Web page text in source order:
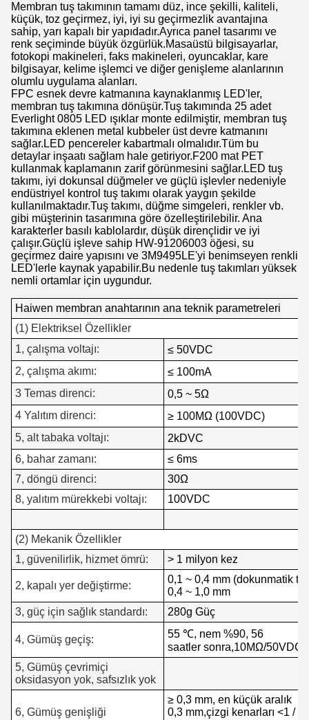
Membran tuş takımının tamamı düz, ince şekilli, kaliteli,
küçük, toz geçirmez, iyi, iyi su geçirmezlik avantajına
sahip, yarı kapalı bir yapıdadır.Ayrıca panel tasarımı ve
renk seçiminde büyük özgürlük.Masaüstü bilgisayarlar,
fotokopi makineleri, faks makineleri, oyuncaklar, kare
bilgisayar, kelime işlemci ve diğer genişleme alanlarının
olumlu uygulama alanları.
FPC esnek devre katmanına kaynaklanmış LED'ler,
membran tuş takımına dönüşür.Tuş takımında 25 adet
Everlight 0805 LED ışıklar monte edilmiştir, membran tuş
takımına eklenen metal kubbeler üst devre katmanını
sağlar.LED pencereler kabartmalı olmalıdır.Tüm bu
detaylar inşaatı sağlam hale getiriyor.F200 mat PET
kullanmak kaplamanın zarif görünmesini sağlar.LED tuş
takımı, iyi dokunsal düğmeler ve güçlü işlevler nedeniyle
endüstriyel kontrol tuş takımı olarak yaygın şekilde
kullanılmaktadır.Tuş takımı, düğme simgeleri, renkler vb.
gibi müşterinin tasarımına göre özelleştirilebilir. Ana
karakterler basılı kablolardır, düşük dirençlidir ve iyi
çalışır.Güçlü işleve sahip HW-91206003 öğesi, su
geçirmez daire yapısını ve 3M9495LE'yi benimseyen renkli
LED'lerle kaynak yapabilir.Bu nedenle tuş takımları yüksek
nemli ortamlar için uygundur.
Haiwen membran anahtarının ana teknik parametreleri
(1) Elektriksel Özellikler
1, çalışma voltajı:
≤ 50VDC
2, çalışma akımı:
≤ 100mA
3 Temas direnci:
0,5 ~ 5Ω
4 Yalıtım direnci:
≥ 100MΩ (100VDC)
5, alt tabaka voltajı:
2kDVC
6, bahar zamanı:
≤ 6ms
7, döngü direnci:
30Ω
8, yalıtım mürekkebi voltajı:
100VDC
(2) Mekanik Özellikler
1, güvenilirlik, hizmet ömrü:
> 1 milyon kez
2, kapalı yer değiştirme:
0,1 ~ 0,4 mm (dokunmatik
0,4 ~ 1,0 mm
3, güç için sağlık standardı:
280g Güç
4, Gümüş geçiş:
55 ℃, nem %90, 56
saatler sonra,10MΩ/50VDC
5, Gümüş çevrimiçi
oksidasyon yok, safsızlık yok
6, Gümüş genişliği
≥ 0,3 mm, en küçük aralık
0,3 mm,çizgi kenarları <1 / 3,